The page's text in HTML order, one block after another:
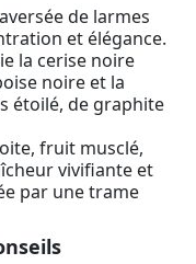
de larmes
et élégance.
la cerise noire
noire et la
étoilé, de graphite
fruit musclé,
vivifiante et
par une trame